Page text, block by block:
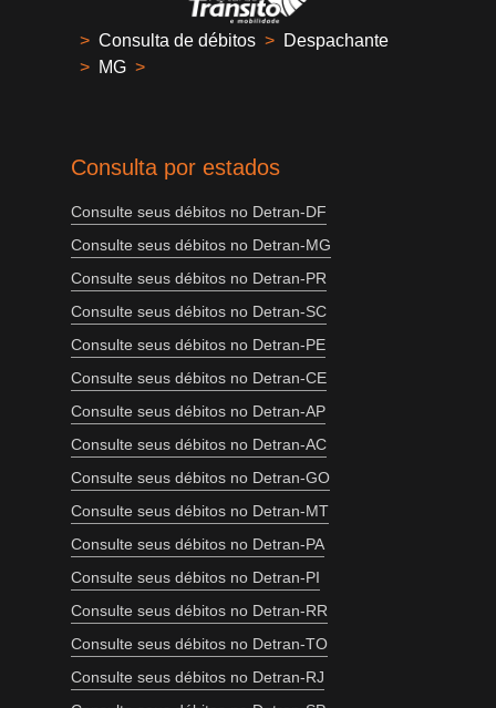
> Consulta de débitos > Despachante
> MG >
Consulta por estados
Consulte seus débitos no Detran-DF
Consulte seus débitos no Detran-MG
Consulte seus débitos no Detran-PR
Consulte seus débitos no Detran-SC
Consulte seus débitos no Detran-PE
Consulte seus débitos no Detran-CE
Consulte seus débitos no Detran-AP
Consulte seus débitos no Detran-AC
Consulte seus débitos no Detran-GO
Consulte seus débitos no Detran-MT
Consulte seus débitos no Detran-PA
Consulte seus débitos no Detran-PI
Consulte seus débitos no Detran-RR
Consulte seus débitos no Detran-TO
Consulte seus débitos no Detran-RJ